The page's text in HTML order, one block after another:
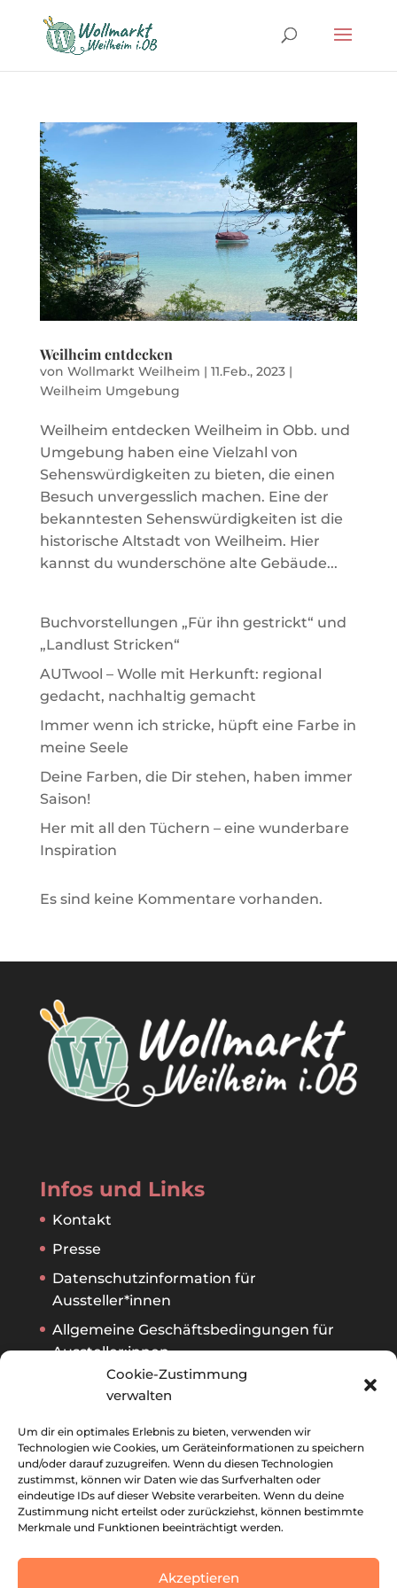
Cookie-Zustimmung
verwalten
Um dir ein optimales Erlebnis zu bieten, verwenden wir
Technologien wie Cookies, um Geräteinformationen zu speichern
und/oder darauf zuzugreifen. Wenn du diesen Technologien
zustimmst, können wir Daten wie das Surfverhalten oder
eindeutige IDs auf dieser Website verarbeiten. Wenn du deine
Zustimmung nicht erteilst oder zurückziehst, können bestimmte
Merkmale und Funktionen beeinträchtigt werden.
Akzeptieren
Weilheim entdecken
von Wollmarkt Weilheim | 11.Feb., 2023|
Weilheim Umgebung
Weilheim entdecken Weilheim in Obb. und
Umgebung haben eine Vielzahl von
Sehenswürdigkeiten zu bieten, die einen
Besuch unvergesslich machen. Eine der
bekanntesten Sehenswürdigkeiten ist die
historische Altstadt von Weilheim. Hier
kannst du wunderschöne alte Gebäude...
Buchvorstellungen „Für ihn gestrickt“ und
„Landlust Stricken“
AUTwool – Wolle mit Herkunft: regional
gedacht, nachhaltig gemacht
Immer wenn ich stricke, hüpft eine Farbe in
meine Seele
Deine Farben, die Dir stehen, haben immer
Saison!
Her mit all den Tüchern – eine wunderbare
Inspiration
Es sind keine Kommentare vorhanden.
Infos und Links
Kontakt
Presse
Datenschutzinformation für
Aussteller*innen
Allgemeine Geschäftsbedingungen für
Aussteller:innen
Ausstellerverzeichnis 2026
Ausstellerverzeichnis 2025
Ausstellerverzeichnis 2024
Ausstellerverzeichnis 2023